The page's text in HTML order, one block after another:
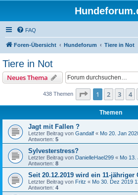
FAQ
Foren-Übersicht Hundeforum Tiere in Not
Tiere in Not
Neues Thema
438 Themen Seite 1von 18
1 2 3 4
Themen
Jagt mit Fallen ?
Letzter Beitrag von Gandalf « Mo 20. Jan
Antworten: 5
Sylvesterstress?
Letzter Beitrag von DanielleHael299 « Mo 13.
Antworten: 8
Seit 20.12.2019 wird ein 11-
Letzter Beitrag von Fritz « Mo 30. Dez 2019
Antworten: 4